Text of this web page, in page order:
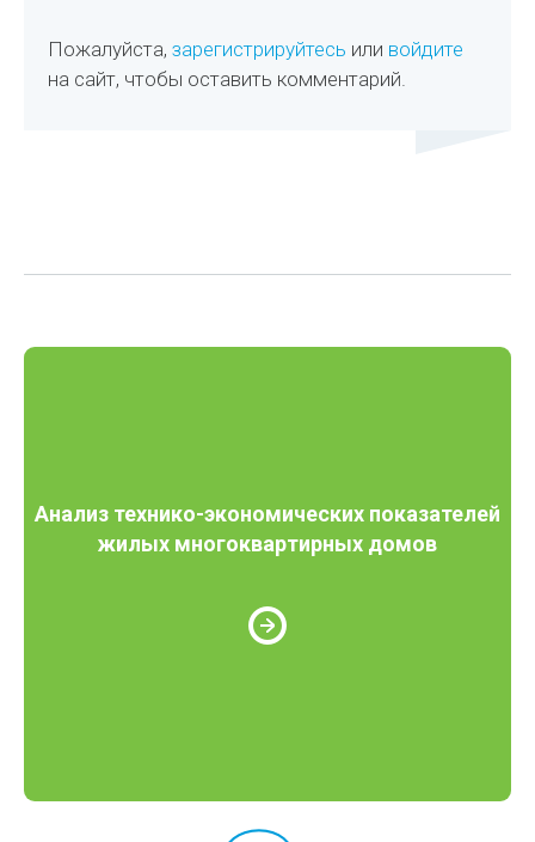
Пожалуйста,зарегистрируйтесь или войдите
на сайт, чтобы оставить комментарий.
Анализ технико-экономических показателей
жилых многоквартирных домов